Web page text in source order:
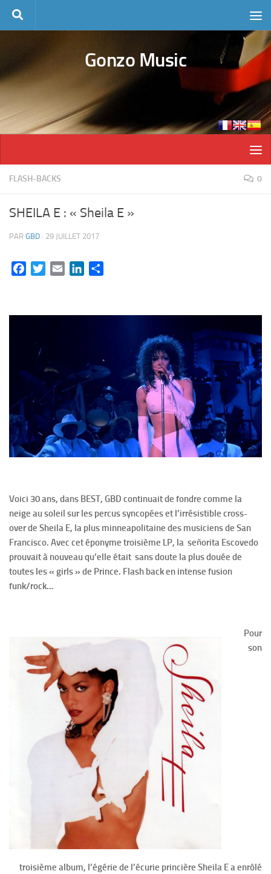
Skip to content
Gonzo Music
FLASH-BACKS 0
SHEILA E : « Sheila E »
PAR GBD · 29 JUILLET 2017
FacebookTwitterEmail LinkedIn
Voici 30 ans, dans BEST, GBD continuait de fondre comme la
neige au soleil sur les percus syncopées et l’irrésistible cross-
over de Sheila E, la plus minneapolitaine des musiciens de San
Francisco. Avec cet éponyme troisième LP, la señorita Escovedo
prouvait à nouveau qu’elle était sans doute la plus douée de
toutes les « girls » de Prince. Flash back en intense fusion
funk/rock…
Pour
son
troisième album, l’égérie de l’écurie princière Sheila E a enrôlé